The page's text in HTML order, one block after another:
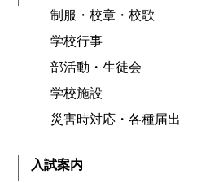
制服・校章・校歌
学校行事
部活動・生徒会
学校施設
災害時対応・各種届出
入試案内